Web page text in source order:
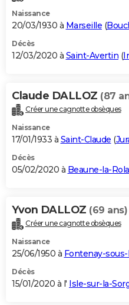
Naissance
20/03/1930 à Marseille (
Décès
12/03/2020 à Saint-Avertin (
Claude DALLOZ (87
Créer une cagnotte obsèques
Naissance
17/01/1933 à Saint-Claude (
Décès
05/02/2020 à Beaune-la-
Yvon DALLOZ (69 ans)
Créer une cagnotte obsèques
Naissance
25/06/1950 à Fontenay-
Décès
15/01/2020 à l' Isle-sur-la-